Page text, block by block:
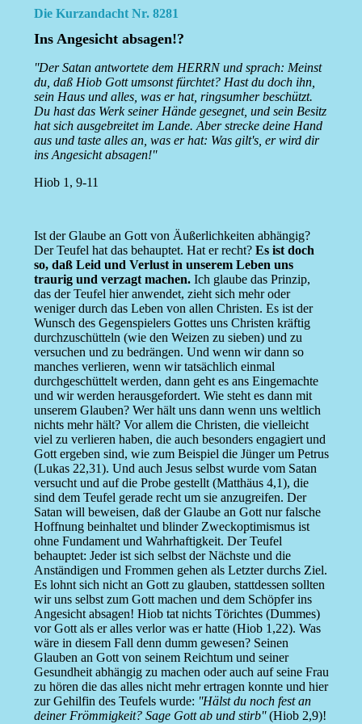
Die Kurzandacht Nr. 8281
Ins Angesicht absagen!?
''Der Satan antwortete dem HERRN und sprach: Meinst
du, daß Hiob Gott umsonst fürchtet? Hast du doch ihn,
sein Haus und alles, was er hat, ringsumher beschützt.
Du hast das Werk seiner Hände gesegnet, und sein Besitz
hat sich ausgebreitet im Lande. Aber strecke deine Hand
aus und taste alles an, was er hat: Was gilt's, er wird dir
ins Angesicht absagen!''
Hiob 1, 9-11
Ist der Glaube an Gott von Äußerlichkeiten abhängig?
Der Teufel hat das behauptet. Hat er recht? Es ist doch
so, daß Leid und Verlust in unserem Leben uns
traurig und verzagt machen.Ich glaube das Prinzip,
das der Teufel hier anwendet, zieht sich mehr oder
weniger durch das Leben von allen Christen. Es ist der
Wunsch des Gegenspielers Gottes uns Christen kräftig
durchzuschütteln (wie den Weizen zu sieben) und zu
versuchen und zu bedrängen. Und wenn wir dann so
manches verlieren, wenn wir tatsächlich einmal
durchgeschüttelt werden, dann geht es ans Eingemachte
und wir werden herausgefordert. Wie steht es dann mit
unserem Glauben? Wer hält uns dann wenn uns weltlich
nichts mehr hält? Vor allem die Christen, die vielleicht
viel zu verlieren haben, die auch besonders engagiert und
Gott ergeben sind, wie zum Beispiel die Jünger um Petrus
(Lukas 22,31). Und auch Jesus selbst wurde vom Satan
versucht und auf die Probe gestellt (Matthäus 4,1), die
sind dem Teufel gerade recht um sie anzugreifen. Der
Satan will beweisen, daß der Glaube an Gott nur falsche
Hoffnung beinhaltet und blinder Zweckoptimismus ist
ohne Fundament und Wahrhaftigkeit. Der Teufel
behauptet: Jeder ist sich selbst der Nächste und die
Anständigen und Frommen gehen als Letzter durchs Ziel.
Es lohnt sich nicht an Gott zu glauben, stattdessen sollten
wir uns selbst zum Gott machen und dem Schöpfer ins
Angesicht absagen! Hiob tat nichts Törichtes (Dummes)
vor Gott als er alles verlor was er hatte (Hiob 1,22). Was
wäre in diesem Fall denn dumm gewesen? Seinen
Glauben an Gott von seinem Reichtum und seiner
Gesundheit abhängig zu machen oder auch auf seine Frau
zu hören die das alles nicht mehr ertragen konnte und hier
zur Gehilfin des Teufels wurde: ''Hälst du noch fest an
deiner Frömmigkeit? Sage Gott ab und stirb''(Hiob 2,9)!